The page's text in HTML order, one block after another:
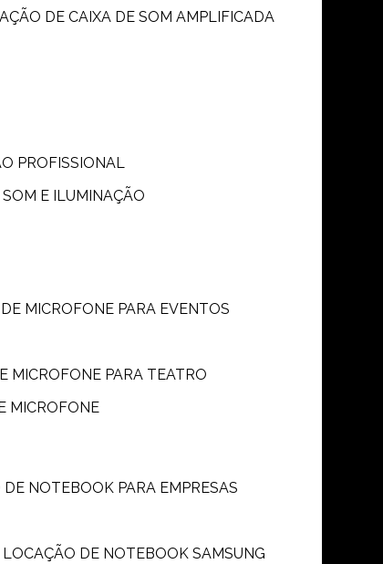
DE CAIXA DE SOM AMPLIFICADA
PROFISSIONAL
SOM E ILUMINAÇÃO
DE MICROFONE PARA EVENTOS
MICROFONE PARA TEATRO
MICROFONE
DE NOTEBOOK PARA EMPRESAS
LOCAÇÃO DE NOTEBOOK SAMSUNG